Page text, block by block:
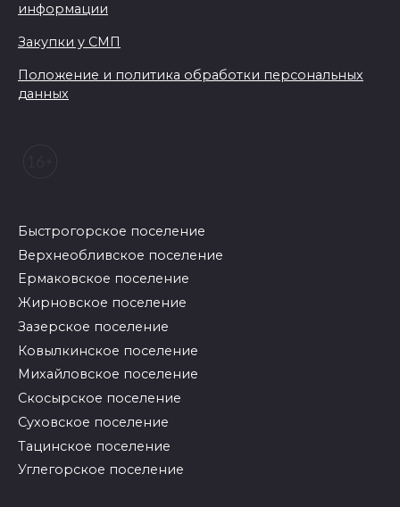
информации
Закупки у СМП
Положение и политика обработки персональных
данных
Быстрогорское поселение
Верхнеобливское поселение
Ермаковское поселение
Жирновское поселение
Зазерское поселение
Ковылкинское поселение
Михайловское поселение
Скосырское поселение
Суховское поселение
Тацинское поселение
Углегорское поселение